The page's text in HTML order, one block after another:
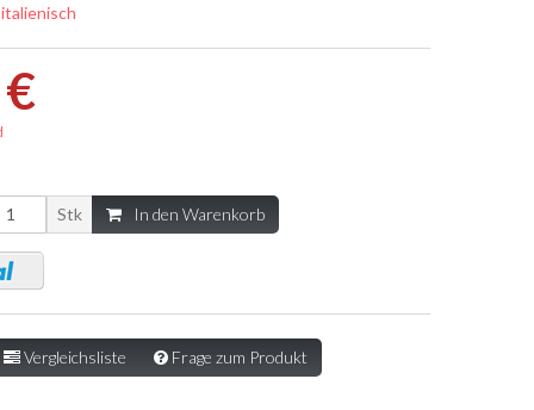
Stk In den Warenkorb
Vergleichsliste Frage zum Produkt